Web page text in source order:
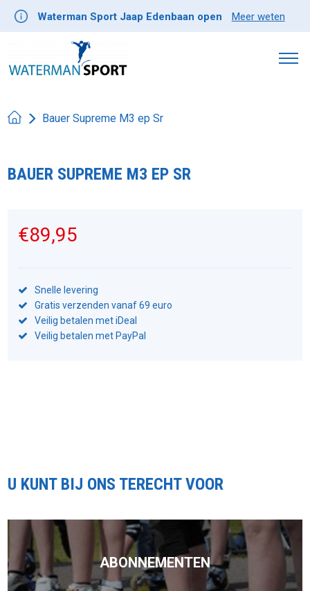
Waterman Sport Jaap Edenbaan open Meer weten
Bauer Supreme M3 ep Sr
BAUER SUPREME M3 EP SR
€89,95
Snelle levering
Gratis verzenden vanaf 69 euro
Veilig betalen met iDeal
Veilig betalen met PayPal
U KUNT BIJ ONS TERECHT VOOR
ABONNEMENTEN